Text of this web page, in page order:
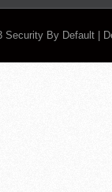
Security By Default |